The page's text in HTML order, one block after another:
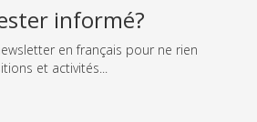
informé?
en français pour ne rien
et activités...